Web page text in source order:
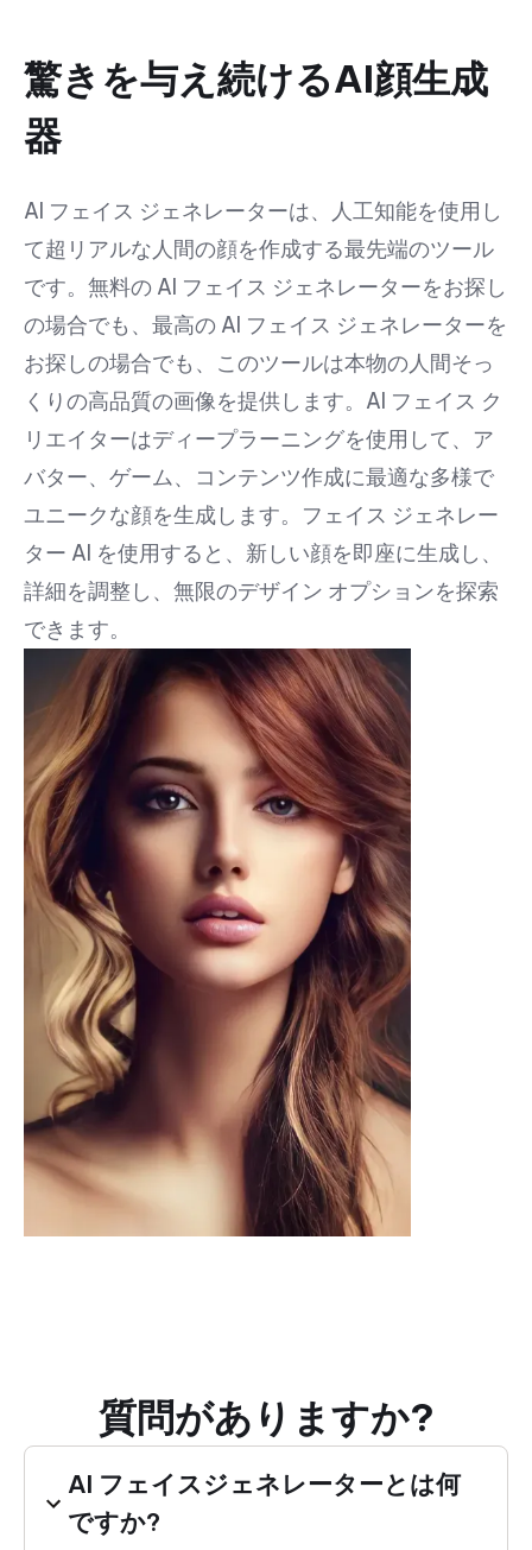
驚きを与え続けるAI顔生成
器
AI フェイス ジェネレーターは、人工知能を使用し
て超リアルな人間の顔を作成する最先端のツール
です。無料の AI フェイス ジェネレーターをお探し
の場合でも、最高の AI フェイス ジェネレーターを
お探しの場合でも、このツールは本物の人間そっ
くりの高品質の画像を提供します。AI フェイス ク
リエイターはディープラーニングを使用して、ア
バター、ゲーム、コンテンツ作成に最適な多様で
ユニークな顔を生成します。フェイス ジェネレー
ター AI を使用すると、新しい顔を即座に生成し、
詳細を調整し、無限のデザイン オプションを探索
できます。
質問がありますか?
AI フェイスジェネレーターとは何
ですか?